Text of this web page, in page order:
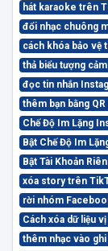
hát karaoke trên
đổi nhạc chuông
cách khóa bảo vệ
thả biểu tượng
đọc tin nhắn
thêm bạn bằng
Chế Độ Im Lặng
Bật Chế Độ Im
Bật Tài Khoản
xóa story trên
rời nhóm
Cách xóa dữ liệu
thêm nhạc vào